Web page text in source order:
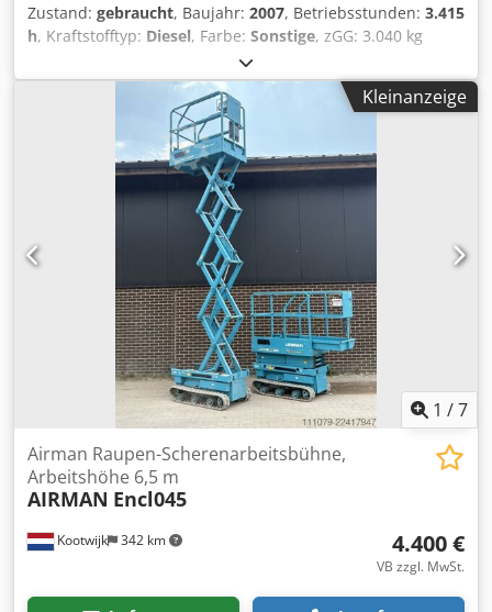
Zustand: gebraucht, Baujahr: 2007, Betriebsstunden: 3.415
h, Kraftstofftyp: Diesel, Farbe: Sonstige, zGG: 3.040 kg
Abmessungen (L x B x H): 620 x 98 x 197 cm Motormarke:
Kubota Mast: Knickarm Hubkapazität: 200 kg Arbeitshöhe:
2.300 cm CE-Kennzeichnung: ja Technischer Zustand: gut
Dsdpfx Amozpw Dioheck Teupen Leo 23 GT Spider Lift
Baujahr: 2007 Stunden: 3415 h Motor: Kubota Diesel
Gewicht: 3040 kg Arbeitshöhe: 23 m Seitliche Reichweite:
11,2 Meter Tragfähigkeit: 200 kg CE-zertifiziert
Kleinanzeige
1 /7
Kootwijk 342 km
Airman Raupen-Scherenarbeitsbühne,
Arbeitshöhe 6,5 m
AIRMAN Encl045
4.400 €
VB zzgl. MwSt.